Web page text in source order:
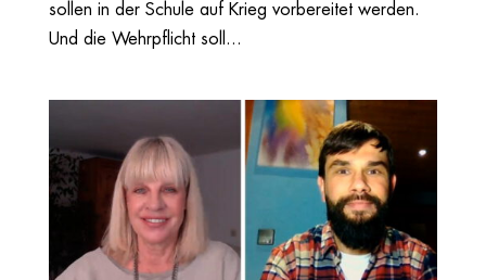
sollen in der Schule auf Krieg vorbereitet werden.
Und die Wehrpflicht soll...